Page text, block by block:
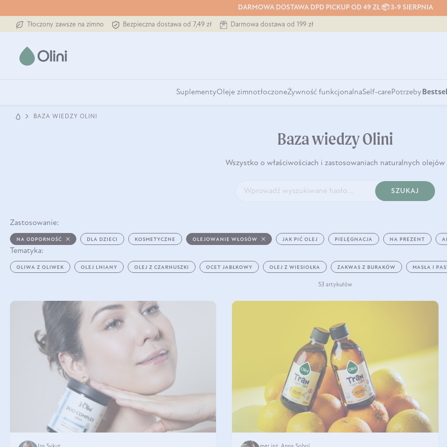
DARMOWA DOSTAWA DPD PICKUP OD 49 ZŁ 📦 3-9 SIERPNIA
Tłoczony zawsze na zimno Bezpieczna dostawa od 7,49 zł Darmowa dostawa od 199 zł
SuplementyOleje zimnotłoczoneŻywność funkcjonalnaSelf-carePotrzeby
BAZA WIEDZY OLINI
Baza wiedzy Olini
Wszystko o właściwościach i zastosowaniach naturalnych olejów
SZUKAJ
Zastosowanie:
NA ODPORNOŚĆ DLA DZIECI KOSMETYCZNE OLEJOWANIE WŁOSÓW JAK PIĆ OLEJ PIELĘGNACJA NA PREZENT
Tematyka:
OLIWA Z OLIWEK OLEJ LNIANY OLEJ Z CZARNUSZKI OCET JABŁKOWY OLEJ Z WIESIOŁKA ZAKWAS Z BURAKÓW MASŁA I
53 artykułów